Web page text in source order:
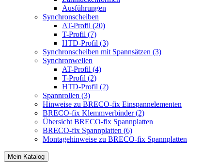
Ausführungen
Synchronscheiben
AT-Profil (20)
T-Profil (7)
HTD-Profil (3)
Synchronscheiben mit Spannsätzen (3)
Synchronwellen
AT-Profil (4)
T-Profil (2)
HTD-Profil (2)
Spannrollen (3)
Hinweise zu BRECO-fix Einspannelementen
BRECO-fix Klemmverbinder (2)
Übersicht BRECO-fix Spannplatten
BRECO-fix Spannplatten (6)
Montagehinweise zu BRECO-fix Spannplatten
Mein Katalog